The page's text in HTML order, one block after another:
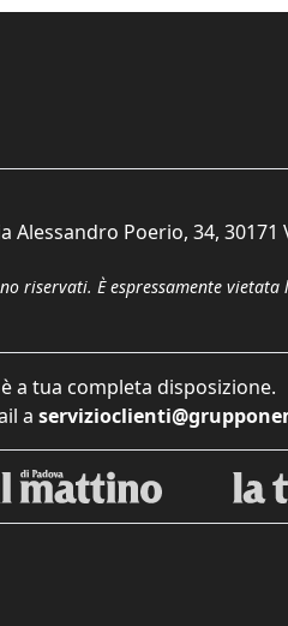
Poerio, 34, 30171
riservati. È espressamente
a tua completa disposizione.
a